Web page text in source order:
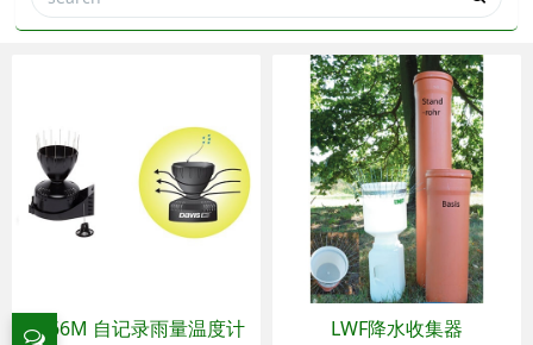
6466M 自记录雨量温度计 LWF降水收集器